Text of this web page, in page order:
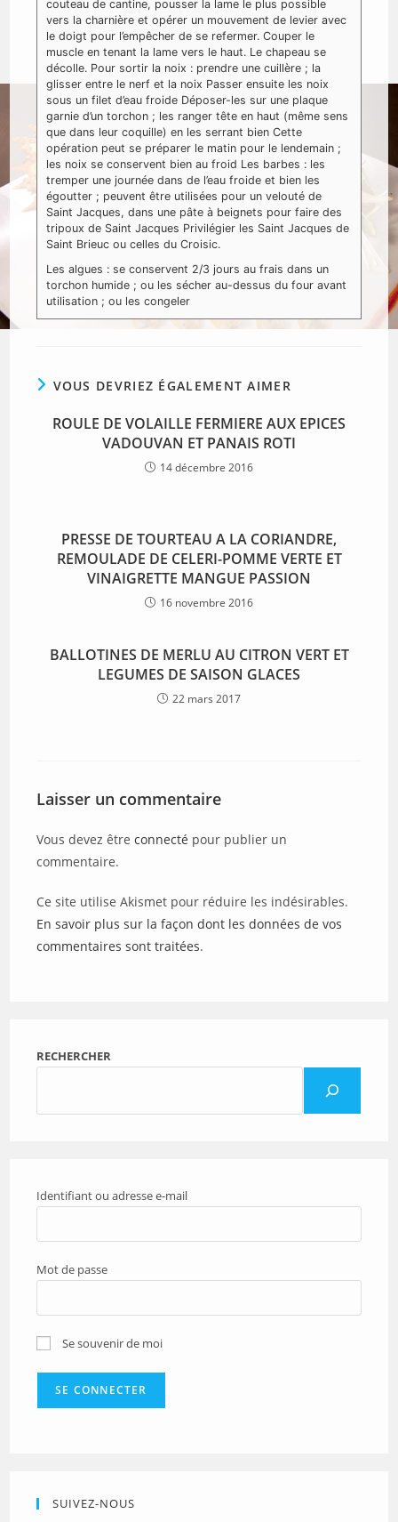
couteau de cantine, pousser la lame le plus possible
vers la charnière et opérer un mouvement de levier avec
le doigt pour l’empêcher de se refermer. Couper le
muscle en tenant la lame vers le haut. Le chapeau se
décolle. Pour sortir la noix : prendre une cuillère ; la
glisser entre le nerf et la noix Passer ensuite les noix
sous un filet d’eau froide Déposer-les sur une plaque
garnie d’un torchon ; les ranger tête en haut (même sens
que dans leur coquille) en les serrant bien Cette
opération peut se préparer le matin pour le lendemain ;
les noix se conservent bien au froid Les barbes : les
tremper une journée dans de l’eau froide et bien les
égoutter ; peuvent être utilisées pour un velouté de
Saint Jacques, dans une pâte à beignets pour faire des
tripoux de Saint Jacques Privilégier les Saint Jacques de
Saint Brieuc ou celles du Croisic.
Les algues : se conservent 2/3 jours au frais dans un
torchon humide ; ou les sécher au-dessus du four avant
utilisation ; ou les congeler
VOUS DEVRIEZ ÉGALEMENT AIMER
ROULE DE VOLAILLE FERMIERE AUX EPICES
VADOUVAN ET PANAIS ROTI
14 décembre 2016
PRESSE DE TOURTEAU A LA CORIANDRE,
REMOULADE DE CELERI-POMME VERTE ET
VINAIGRETTE MANGUE PASSION
16 novembre 2016
BALLOTINES DE MERLU AU CITRON VERT ET
LEGUMES DE SAISON GLACES
22 mars 2017
Laisser un commentaire
Vous devez êtreconnecté pour publier un
commentaire.
Ce site utilise Akismet pour réduire les indésirables.
En savoir plus sur la façon dont les données de vos
commentaires sont traitées.
RECHERCHER
Identifiant ou adresse e-mail
Mot de passe
Se souvenir de moi
SUIVEZ-NOUS